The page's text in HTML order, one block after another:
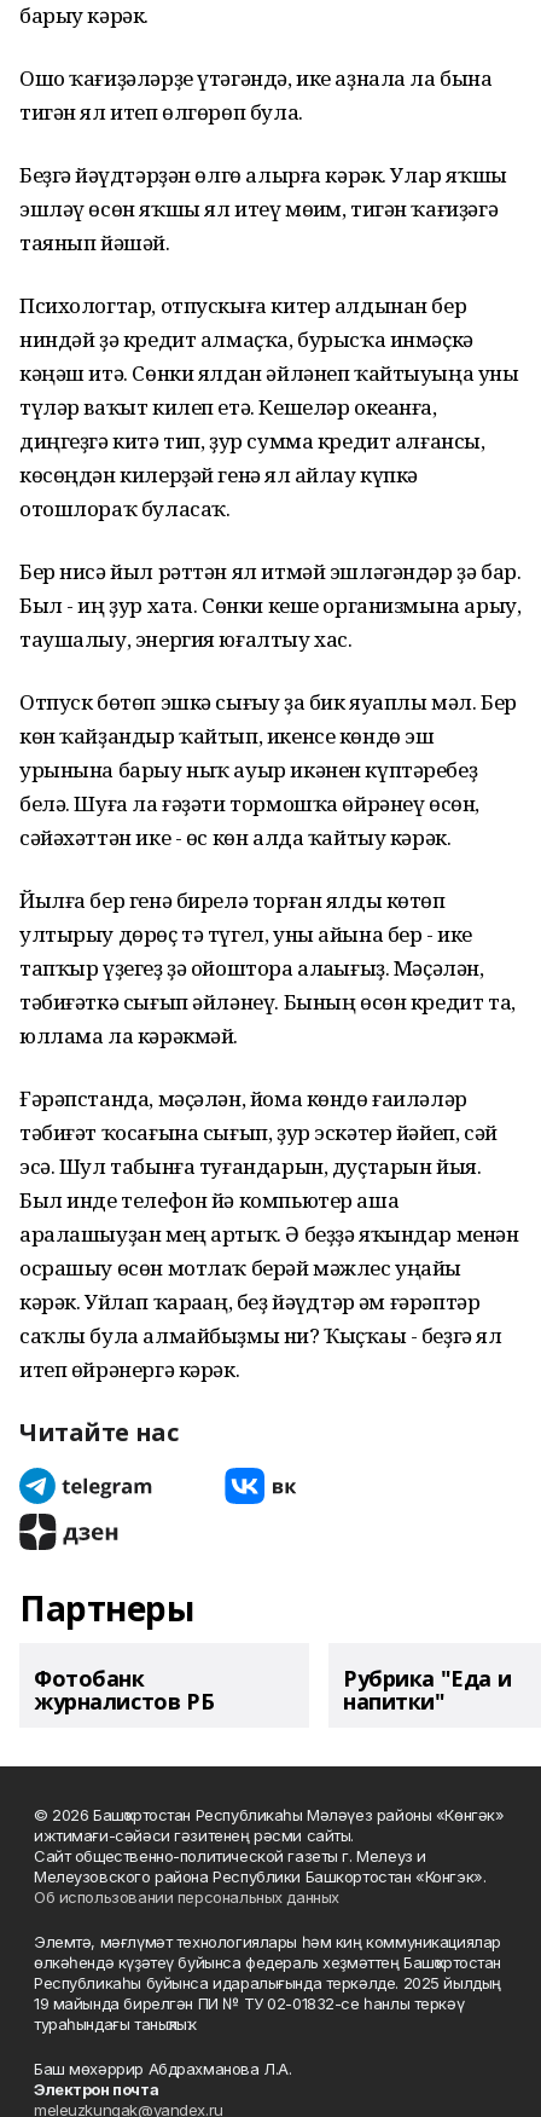
барыу кәрәк.
Ошо ҡағиҙәләрҙе үтәгәндә, ике аҙнала ла бына
тигән ял итеп өлгөрөп була.
Беҙгә йәһүдтәрҙән өлгө алырға кәрәк. Улар яҡшы
эшләү өсөн яҡшы ял итеү мөһим, тигән ҡағиҙәгә
таянып йәшәй.
Психологтар, отпускыға китер алдынан бер
ниндәй ҙә кредит алмаҫҡа, бурысҡа инмәҫкә
кәңәш итә. Сөнки ялдан әйләнеп ҡайтыуыңа уны
түләр ваҡыт килеп етә. Кешеләр океанға,
диңгеҙгә китә тип, ҙур сумма кредит алғансы,
көсөңдән килерҙәй генә ял һайлау күпкә
отошлораҡ буласаҡ.
Бер нисә йыл рәттән ял итмәй эшләгәндәр ҙә бар.
Был - иң ҙур хата. Сөнки кеше организмына арыу,
таушалыу, энергия юғалтыу хас.
Отпуск бөтөп эшкә сығыу ҙа бик яуаплы мәл. Бер
көн ҡайҙандыр ҡайтып, икенсе көндө эш
урынына барыу ныҡ ауыр икәнен күптәребеҙ
белә. Шуға ла ғәҙәти тормошҡа өйрәнеү өсөн,
сәйәхәттән ике - өс көн алда ҡайтыу кәрәк.
Йылға бер генә бирелә торған ялды көтөп
ултырыу дөрөҫ тә түгел, уны айына бер - ике
тапҡыр үҙегеҙ ҙә ойоштора алаһығыҙ. Мәҫәлән,
тәбиғәткә сығып әйләнеү. Бының өсөн кредит та,
юллама ла кәрәкмәй.
Ғәрәпстанда, мәҫәлән, йома көндө ғаиләләр
тәбиғәт ҡосағына сығып, ҙур эскәтер йәйеп, сәй
эсә. Шул табынға туғандарын, дуҫтарын йыя.
Был инде телефон йә компьютер аша
аралашыуҙан мең артыҡ. Ә беҙҙә яҡындар менән
осрашыу өсөн мотлаҡ берәй мәжлес уңайы
кәрәк. Уйлап ҡараһаң, беҙ йәһүдтәр һәм ғәрәптәр
саҡлы була алмайбыҙмы ни? Ҡыҫҡаһы - беҙгә ял
итеп өйрәнергә кәрәк.
Читайте нас
Партнеры
Фотобанк
журналистов РБ
Рубрика "Еда и
напитки"
© 2026 Башҡортостан Республикаһы Мәләүез районы «Көнгәк»
ижтимағи-сәйәси гәзитенең рәсми сайты.
Сайт общественно-политической газеты г. Мелеуз и
Мелеузовского района Республики Башкортостан «Конгэк».
Об использовании персональных данных
Элемтә, мәғлүмәт технологиялары һәм киң коммуникациялар
өлкәһендә күҙәтеү буйынса федераль хеҙмәттең Башҡортостан
Республикаһы буйынса идаралығында теркәлде. 2025 йылдың
19 майында бирелгән ПИ № ТУ 02-01832-се һанлы теркәү
тураһындағы таныҡлыҡ.
Баш мөхәррир Абдрахманова Л.А.
Электрон почта
meleuzkungak@yandex.ru